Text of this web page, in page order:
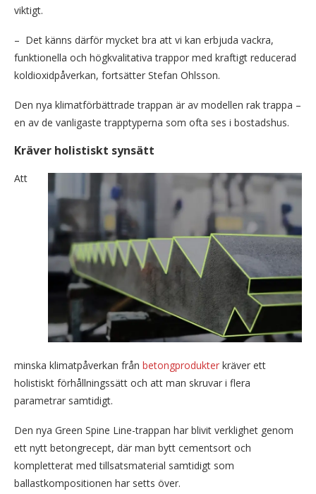
viktigt.
– Det känns därför mycket bra att vi kan erbjuda vackra,
funktionella och högkvalitativa trappor med kraftigt reducerad
koldioxidpåverkan, fortsätter Stefan Ohlsson.
Den nya klimatförbättrade trappan är av modellen rak trappa –
en av de vanligaste trapptyperna som ofta ses i bostadshus.
Kräver holistiskt synsätt
Att
minska klimatpåverkan från betongprodukter kräver ett
holistiskt förhållningssätt och att man skruvar i flera
parametrar samtidigt.
Den nya Green Spine Line-trappan har blivit verklighet genom
ett nytt betongrecept, där man bytt cementsort och
kompletterat med tillsatsmaterial samtidigt som
ballastkompositionen har setts över.